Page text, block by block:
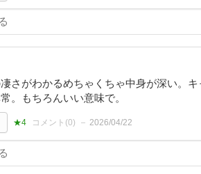
さがわかるめちゃくちゃ中身が深い。
。もちろんいい意味で。
★4 コメント(0) 2026/04/22